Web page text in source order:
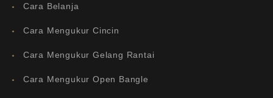
Cara Belanja
Cara Mengukur Cincin
Cara Mengukur Gelang Rantai
Cara Mengukur Open Bangle